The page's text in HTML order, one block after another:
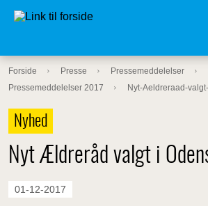
Forside Presse
Pressemeddelelser
Pressemeddelelser 2017
Nyt-Aeldreraad-
Nyhed
Nyt Ældreråd valgt i
01-12-2017